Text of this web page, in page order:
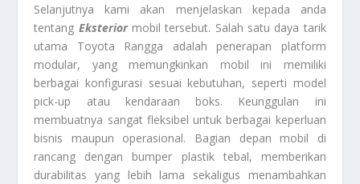
Selanjutnya kami akan menjelaskan kepada anda
tentang Eksteriormobil tersebut. Salah satu daya tarik
utama Toyota Rangga adalah penerapan platform
modular, yang memungkinkan mobil ini memiliki
berbagai konfigurasi sesuai kebutuhan, seperti model
pick-up atau kendaraan boks. Keunggulan ini
membuatnya sangat fleksibel untuk berbagai keperluan
bisnis maupun operasional. Bagian depan mobil di
rancang dengan bumper plastik tebal, memberikan
durabilitas yang lebih lama sekaligus menambahkan